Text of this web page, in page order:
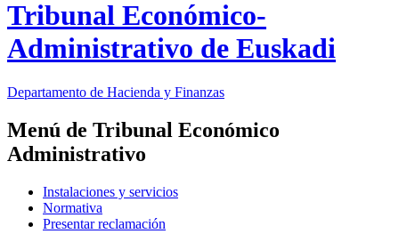
Tribunal Económico-
Administrativo de Euskadi
Departamento de Hacienda y Finanzas
Menú de Tribunal Económico
Administrativo
Instalaciones y servicios
Normativa
Presentar reclamación